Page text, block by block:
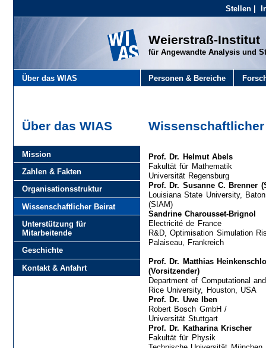
Stellen |
Weierstraß-Institut
für Angewandte Analysis und
Über das WIAS Personen & Bereiche
Über das WIAS
Mission
Zahlen & Fakten
Organisationsstruktur
Wissenschaftlicher Beirat
Unterstützung für
Mitarbeitende
Geschichte
Kontakt & Anfahrt
Prof. Dr. Helmut Abels
Fakultät für Mathematik
Universität Regensburg
Prof. Dr. Susanne C. Brenner
Louisiana State University,
(SIAM)
Sandrine Charousset-Brignol
Electricité de France
R&D, Optimisation Simulation
Palaiseau, Frankreich
Prof. Dr. Matthias
(Vorsitzender)
Department of Computational
Rice University, Houston, USA
Prof. Dr. Uwe Iben
Robert Bosch GmbH /
Universität Stuttgart
Prof. Dr. Katharina Krischer
Fakultät für Physik